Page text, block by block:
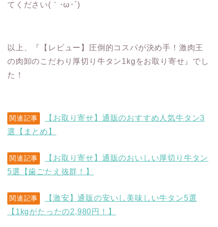
てください(｀･ω･´)ゞ
以上、『【レビュー】圧倒的コスパが決め手！激肉王
の肉卸のこだわり厚切り牛タン1kgをお取り寄せ』でし
た！
関連記事
【お取り寄せ】通販のおすすめ人気牛タン3
選【まとめ】
関連記事
【お取り寄せ】通販のおいしい厚切り牛タン
5選【歯ごたえ抜群！】
関連記事
【激安】通販の安いし美味しい牛タン5選
【1kgがたったの2,980円！】